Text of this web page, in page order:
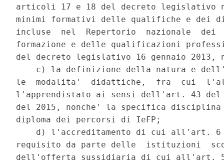
articoli 17 e 18 del decreto legislativo
minimi formativi delle qualifiche e dei
incluse  nel  Repertorio  nazionale
formazione e delle qualificazioni
del decreto legislativo 16 gennaio
c) la definizione della natura e
le  modalita'  didattiche,  fra  cui
l'apprendistato ai sensi dell'art. 43
del 2015, nonche' la specifica
diploma dei percorsi di IeFP;
d) l'accreditamento di cui all'art.
requisito da parte delle  istituzioni
dell'offerta sussidiaria di cui all'art. 5